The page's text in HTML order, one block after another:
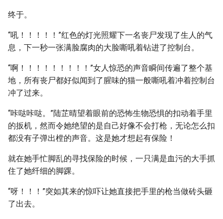
终于。
“吼！！！！！”红色的灯光照耀下一名丧尸发现了生人的气
息，下一秒一张满脸腐肉的大脸嘶吼着钻进了控制台。
“啊！！！！！！！！！”女人惊恐的声音瞬间传遍了整个基
地，所有丧尸都好似闻到了腥味的猫一般嘶吼着冲着控制台
冲了过来。
“咔哒咔哒。”陆芷晴望着眼前的恐怖生物恐惧的扣动着手里
的扳机，然而令她绝望的是自己好像不会打枪，无论怎么扣
都没有子弹出樘的声音。这是她才想起有保险！
就在她手忙脚乱的寻找保险的时候，一只满是血污的大手抓
住了她纤细的脚踝。
“呀！！！”突如其来的惊吓让她直接把手里的枪当做砖头砸
了出去。